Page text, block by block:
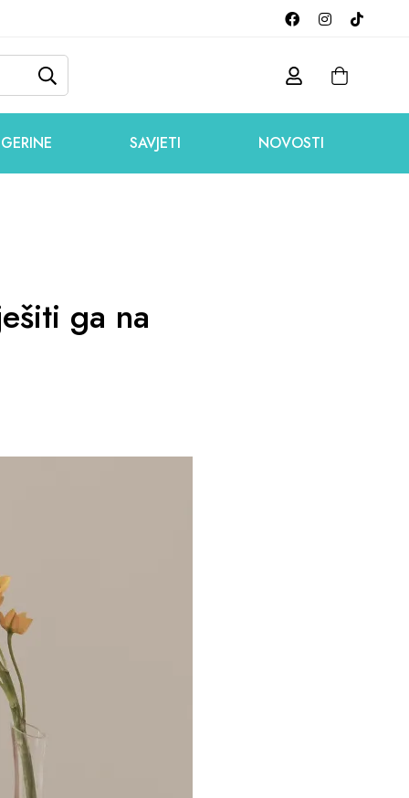
SAVJETI NOVOSTI
ga na